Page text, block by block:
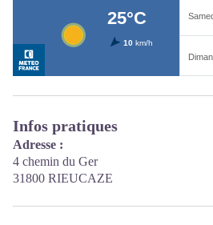
Infos pratiques
Adresse :
4 chemin du Ger
31800 RIEUCAZE